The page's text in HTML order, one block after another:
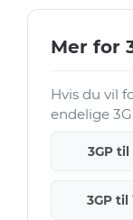
Mer for
Hvis du vil
endelige
3GP til
3GP til